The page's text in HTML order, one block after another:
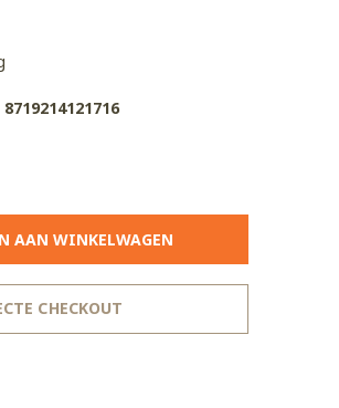
8719214121716
AAN WINKELWAGEN
CHECKOUT